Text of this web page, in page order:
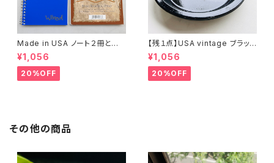
Made in USA ノート２冊とお
まけ
¥1,056
20%OFF
【残１点】USA vintage ブラック
琺瑯プレート
¥1,056
20%OFF
その他の商品